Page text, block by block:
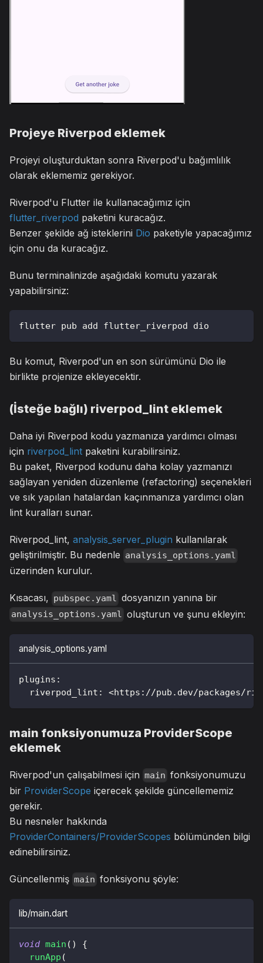
Projeye Riverpod eklemek
Projeyi oluşturduktan sonra Riverpod'u bağımlılık
olarak eklememiz gerekiyor.
Riverpod'u Flutter ile kullanacağımız için
flutter_riverpod paketini kuracağız.
Benzer şekilde ağ isteklerini Dio paketiyle yapacağımız
için onu da kuracağız.
Bunu terminalinizde aşağıdaki komutu yazarak
yapabilirsiniz:
flutter pub add flutter_riverpod dio
Bu komut, Riverpod'un en son sürümünü Dio ile
birlikte projenize ekleyecektir.
(İsteğe bağlı) riverpod_lint eklemek
Daha iyi Riverpod kodu yazmanıza yardımcı olması
için riverpod_lint paketini kurabilirsiniz.
Bu paket, Riverpod kodunu daha kolay yazmanızı
sağlayan yeniden düzenleme (refactoring) seçenekleri
ve sık yapılan hatalardan kaçınmanıza yardımcı olan
lint kuralları sunar.
Riverpod_lint, analysis_server_plugin kullanılarak
geliştirilmiştir. Bu nedenle analysis_options.yaml
üzerinden kurulur.
Kısacası, pubspec.yaml dosyanızın yanına bir
analysis_options.yaml oluşturun ve şunu ekleyin:
analysis_options.yaml
plugins :
riverpod_lint : <https : //pub.dev/packages/
main fonksiyonumuza ProviderScope
eklemek
Riverpod'un çalışabilmesi için main fonksiyonumuzu
bir ProviderScope içerecek şekilde güncellememiz
gerekir.
Bu nesneler hakkında
ProviderContainers/ProviderScopes bölümünden bilgi
edinebilirsiniz.
Güncellenmiş main fonksiyonu şöyle:
lib/main.dart
void main ( )
{
runApp (